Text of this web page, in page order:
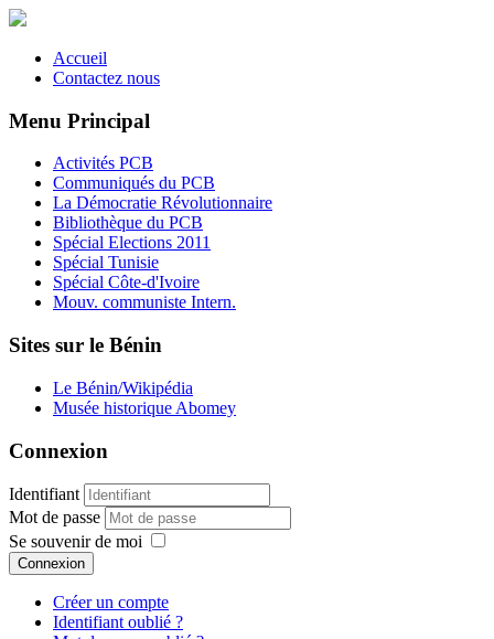
Accueil
Contactez nous
Menu Principal
Activités PCB
Communiqués du PCB
La Démocratie Révolutionnaire
Bibliothèque du PCB
Spécial Elections 2011
Spécial Tunisie
Spécial Côte-d'Ivoire
Mouv. communiste Intern.
Sites sur le Bénin
Le Bénin/Wikipédia
Musée historique Abomey
Connexion
Identifiant
Mot de passe
Se souvenir de moi
Connexion
Créer un compte
Identifiant oublié ?